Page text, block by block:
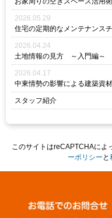
2026.05.29
住宅の定期的なメンテナンス
2026.04.24
土地情報の見方 ～入門編～
2026.04.17
中東情勢の影響による建築資
スタッフ紹介
このサイトはreCAPTCHAによ
ーポリシー と